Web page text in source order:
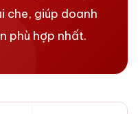
che, giúp doanh
phù hợp nhất.